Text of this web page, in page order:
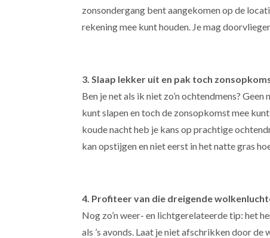
zonsondergang bent aangekomen op de
rekening mee kunt houden. Je mag
3. Slaap lekker uit en pak toch
Ben je net als ik niet zo’n ochtendmens?
kunt slapen en toch de zonsopkomst mee
koude nacht heb je kans op prachtige
kan opstijgen en niet eerst in het natte gras
4. Profiteer van die dreigende
Nog zo’n weer- en lichtgerelateerde tip: het
als ’s avonds. Laat je niet afschrikken door